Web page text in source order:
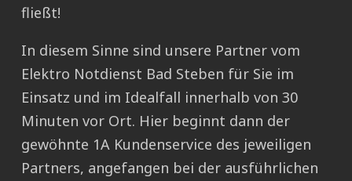
fließt!
In diesem Sinne sind unsere Partner vom
Elektro Notdienst Bad Steben für Sie im
Einsatz und im Idealfall innerhalb von 30
Minuten vor Ort. Hier beginnt dann der
gewöhnte 1A Kundenservice des jeweiligen
Partners, angefangen bei der ausführlichen